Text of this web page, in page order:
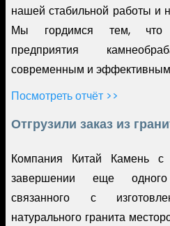
нашей стабильной работы и
Мы гордимся тем, что
предприятия
современным и
Посмотреть отчёт >>
Отгрузили заказ из
Компания Китай Камень с
завершении еще
связанного с
натурального гранита